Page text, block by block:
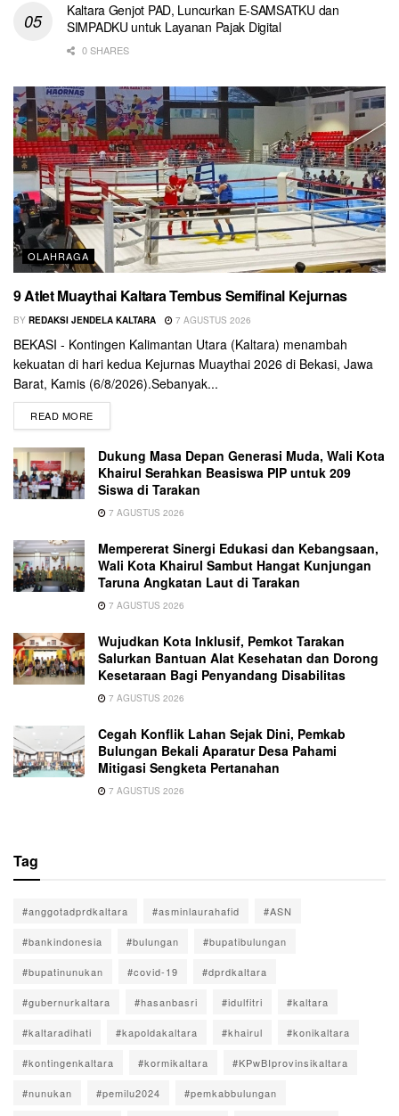
Kaltara Genjot PAD, Luncurkan E-SAMSATKU dan
SIMPADKU untuk Layanan Pajak Digital
0 SHARES
OLAHRAGA
9 Atlet Muaythai Kaltara Tembus Semifinal Kejurnas
BY REDAKSI JENDELA KALTARA 7 AGUSTUS 2026
BEKASI - Kontingen Kalimantan Utara (Kaltara) menambah
kekuatan di hari kedua Kejurnas Muaythai 2026 di Bekasi, Jawa
Barat, Kamis (6/8/2026).Sebanyak...
READ MORE
Dukung Masa Depan Generasi Muda, Wali Kota
Khairul Serahkan Beasiswa PIP untuk 209
Siswa di Tarakan
7 AGUSTUS 2026
Mempererat Sinergi Edukasi dan Kebangsaan,
Wali Kota Khairul Sambut Hangat Kunjungan
Taruna Angkatan Laut di Tarakan
7 AGUSTUS 2026
Wujudkan Kota Inklusif, Pemkot Tarakan
Salurkan Bantuan Alat Kesehatan dan Dorong
Kesetaraan Bagi Penyandang Disabilitas
7 AGUSTUS 2026
Cegah Konflik Lahan Sejak Dini, Pemkab
Bulungan Bekali Aparatur Desa Pahami
Mitigasi Sengketa Pertanahan
7 AGUSTUS 2026
Tag
#anggotadprdkaltara #asminlaurahafid #ASN
#bankindonesia #bulungan #bupatibulungan
#bupatinunukan #covid-19 #dprdkaltara
#gubernurkaltara #hasanbasri #idulfitri #kaltara
#kaltaradihati #kapoldakaltara #khairul #konikaltara
#kontingenkaltara #kormikaltara #KPwBIprovinsikaltara
#nunukan #pemilu2024 #pemkabbulungan